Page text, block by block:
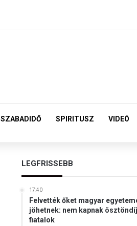
SZABADIDŐ SPIRITUSZ VIDEÓ
LEGFRISSEBB
17:40
Felvették őket magyar
jöhetnek: nem kapnak
fiatalok